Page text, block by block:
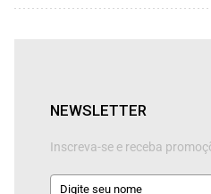
NEWSLETTER
Inscreva-se e receba